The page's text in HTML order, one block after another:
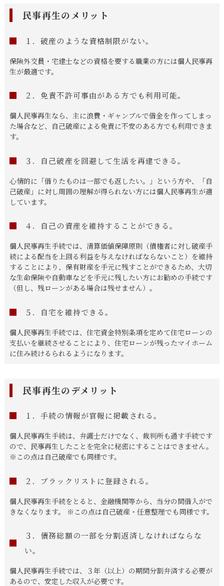
民事再生のメリット
１．破産のような資格制限がない。
保険外交員・宅建士などの資格を要する職業の方には個人民事再
生が最適です。
２．免責不許可事由がある方でも利用可能。
個人民事再生なら、主に浪費・ギャンブルで借金を作ってしまっ
た場合など、自己破産による免責に不安のある方でも利用できま
す。
３．自己破産を回避して生活を再建できる。
心情的に「借りたものは一部でも返したい。」という方や、「自
己破産」に対し周囲の理解が得られない方には個人民事再生が適
しています。
４．自己の資産を維持することができる。
個人民事再生手続では、清算価値保障原則（債権者に対し破産手
続による配当を上回る利益を与えなければならないこと）を維持
することにより、保有財産を手元に残すことができるため、大切
な生命保険や自動車などを手元に残したい方にお勧めの手続です
（但し、残ローンがある場合は残せません）。
５．自宅を維持できる。
個人民事再生手続では、住宅資金特別条項を定めて住宅ローンの
支払いを継続させることにより、住宅ローンが残ったマイホーム
に住み続けるられるようになります。
民事再生のデメリット
１．手続の情報が官報に掲載される。
個人民事再生手続は、弁護士だけでなく、裁判所も通す手続です
ので、民事再生したことを完全に秘密にすることはできません。
※この点は自己破産でも同様です。
２．ブラックリストに登録される。
個人民事再生手続をとると、金融機関等から、当分の間借入がで
きなくなります。 ※この点は自己破産・任意整理でも同様です。
３．債務総額の一部を分割返済しなければならな
い。
個人民事再生手続では、３年（以上）の期間分割弁済する必要が
あるので、安定した収入が必要です。